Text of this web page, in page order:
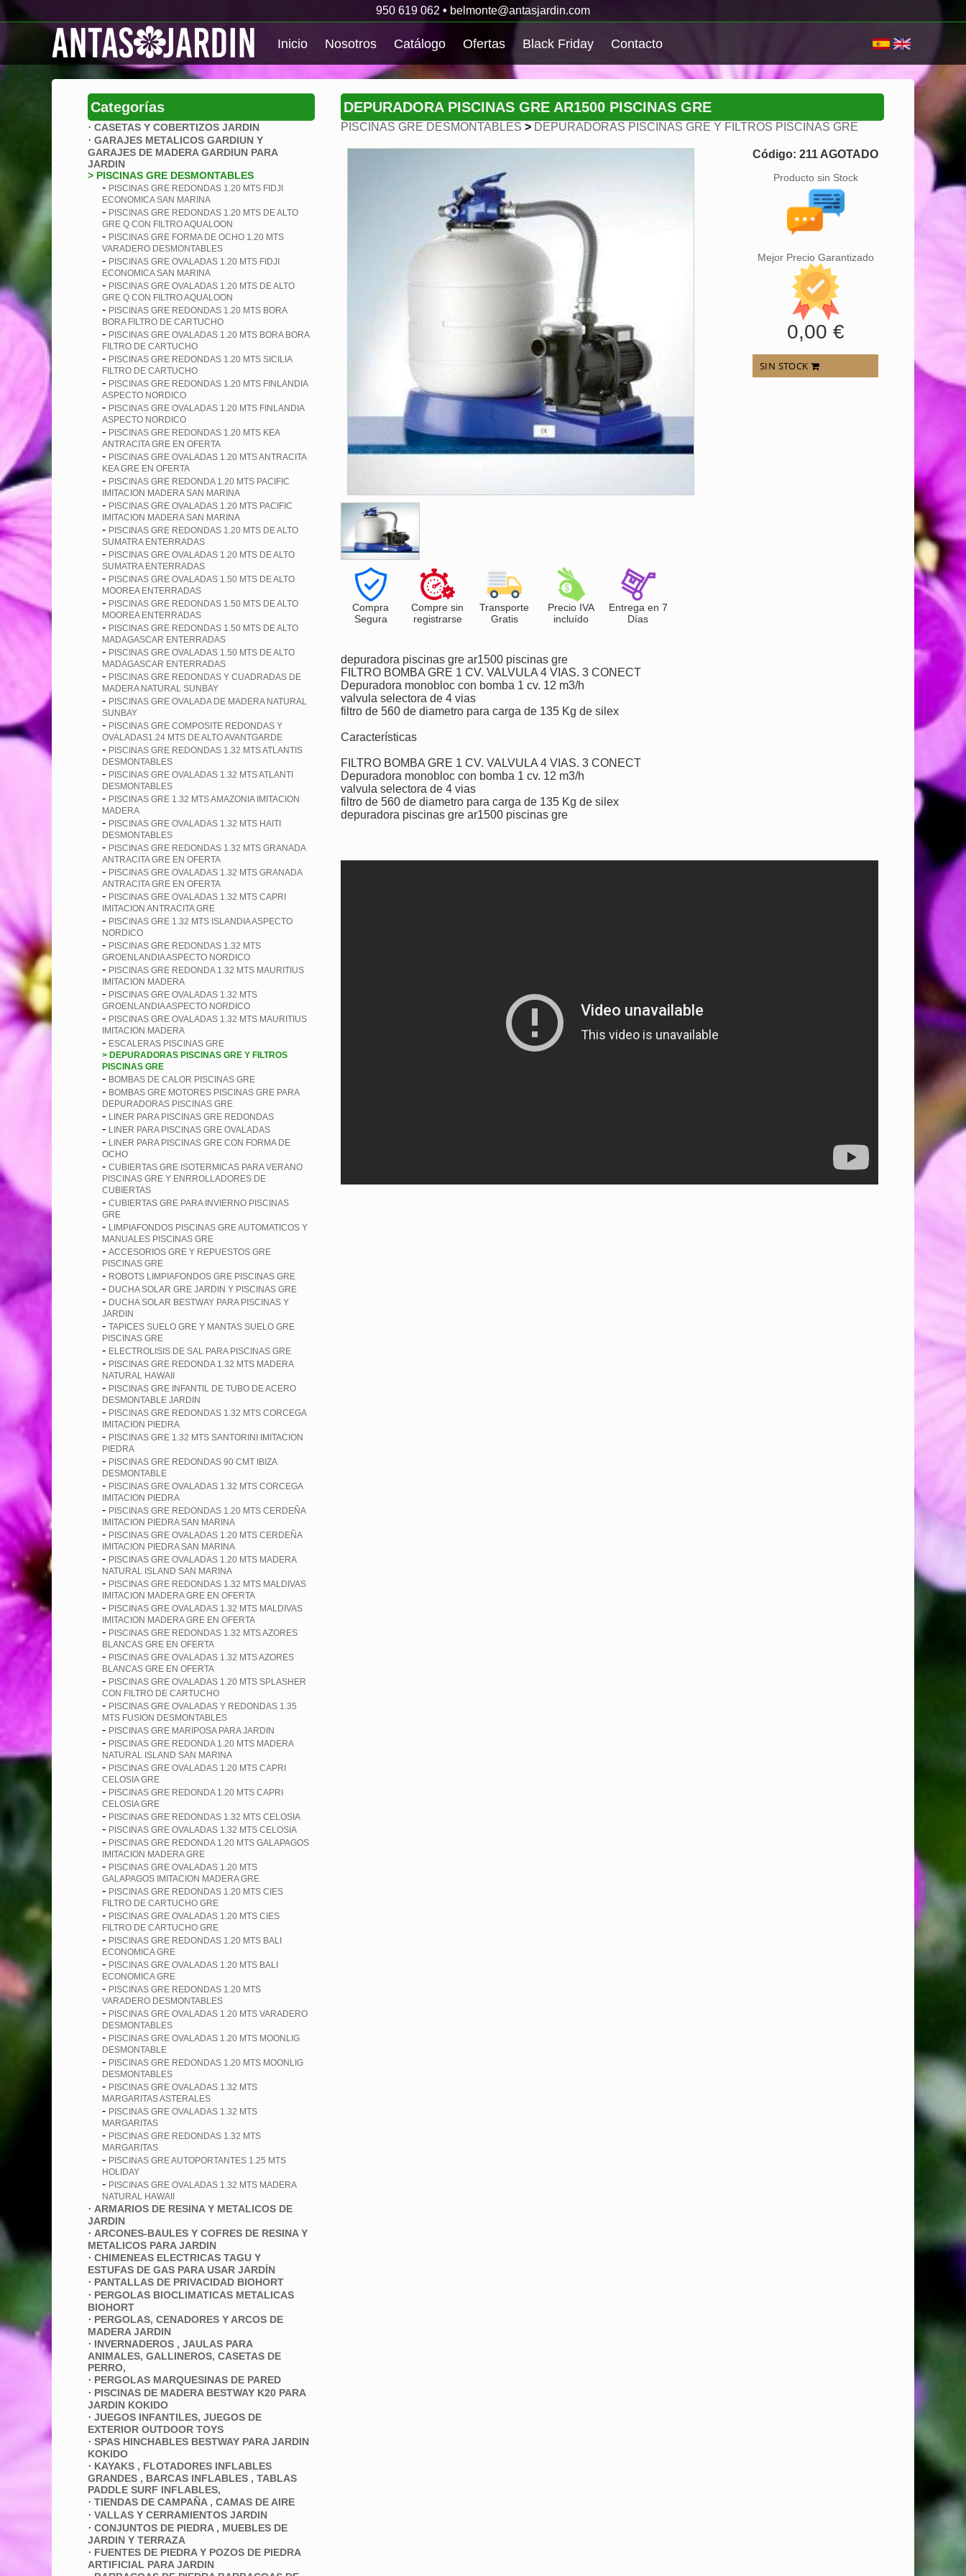
950 619 062 • belmonte@antasjardin.com
Inicio Nosotros Catálogo Ofertas Black Friday Contacto
Categorías
· CASETAS Y COBERTIZOS JARDIN
· GARAJES METALICOS GARDIUN Y
GARAJES DE MADERA GARDIUN PARA
JARDIN
> PISCINAS GRE DESMONTABLES
- PISCINAS GRE REDONDAS 1.20 MTS FIDJI
ECONOMICA SAN MARINA
- PISCINAS GRE REDONDAS 1.20 MTS DE ALTO
GRE Q CON FILTRO AQUALOON
- PISCINAS GRE FORMA DE OCHO 1.20 MTS
VARADERO DESMONTABLES
- PISCINAS GRE OVALADAS 1.20 MTS FIDJI
ECONOMICA SAN MARINA
- PISCINAS GRE OVALADAS 1.20 MTS DE ALTO
GRE Q CON FILTRO AQUALOON
- PISCINAS GRE REDONDAS 1.20 MTS BORA
BORA FILTRO DE CARTUCHO
- PISCINAS GRE OVALADAS 1.20 MTS BORA BORA
FILTRO DE CARTUCHO
- PISCINAS GRE REDONDAS 1.20 MTS SICILIA
FILTRO DE CARTUCHO
- PISCINAS GRE REDONDAS 1.20 MTS FINLANDIA
ASPECTO NORDICO
- PISCINAS GRE OVALADAS 1.20 MTS FINLANDIA
ASPECTO NORDICO
- PISCINAS GRE REDONDAS 1.20 MTS KEA
ANTRACITA GRE EN OFERTA
- PISCINAS GRE OVALADAS 1.20 MTS ANTRACITA
KEA GRE EN OFERTA
- PISCINAS GRE REDONDA 1.20 MTS PACIFIC
IMITACION MADERA SAN MARINA
- PISCINAS GRE OVALADAS 1.20 MTS PACIFIC
IMITACION MADERA SAN MARINA
- PISCINAS GRE REDONDAS 1.20 MTS DE ALTO
SUMATRA ENTERRADAS
- PISCINAS GRE OVALADAS 1.20 MTS DE ALTO
SUMATRA ENTERRADAS
- PISCINAS GRE OVALADAS 1.50 MTS DE ALTO
MOOREA ENTERRADAS
- PISCINAS GRE REDONDAS 1.50 MTS DE ALTO
MOOREA ENTERRADAS
- PISCINAS GRE REDONDAS 1.50 MTS DE ALTO
MADAGASCAR ENTERRADAS
- PISCINAS GRE OVALADAS 1.50 MTS DE ALTO
MADAGASCAR ENTERRADAS
- PISCINAS GRE REDONDAS Y CUADRADAS DE
MADERA NATURAL SUNBAY
- PISCINAS GRE OVALADA DE MADERA NATURAL
SUNBAY
- PISCINAS GRE COMPOSITE REDONDAS Y
OVALADAS1.24 MTS DE ALTO AVANTGARDE
- PISCINAS GRE REDONDAS 1.32 MTS ATLANTIS
DESMONTABLES
- PISCINAS GRE OVALADAS 1.32 MTS ATLANTI
DESMONTABLES
- PISCINAS GRE 1.32 MTS AMAZONIA IMITACION
MADERA
- PISCINAS GRE OVALADAS 1.32 MTS HAITI
DESMONTABLES
- PISCINAS GRE REDONDAS 1.32 MTS GRANADA
ANTRACITA GRE EN OFERTA
- PISCINAS GRE OVALADAS 1.32 MTS GRANADA
ANTRACITA GRE EN OFERTA
- PISCINAS GRE OVALADAS 1.32 MTS CAPRI
IMITACION ANTRACITA GRE
- PISCINAS GRE 1.32 MTS ISLANDIA ASPECTO
NORDICO
- PISCINAS GRE REDONDAS 1.32 MTS
GROENLANDIA ASPECTO NORDICO
- PISCINAS GRE REDONDA 1.32 MTS MAURITIUS
IMITACION MADERA
- PISCINAS GRE OVALADAS 1.32 MTS
GROENLANDIA ASPECTO NORDICO
- PISCINAS GRE OVALADAS 1.32 MTS MAURITIUS
IMITACION MADERA
- ESCALERAS PISCINAS GRE
> DEPURADORAS PISCINAS GRE Y FILTROS
PISCINAS GRE
- BOMBAS DE CALOR PISCINAS GRE
- BOMBAS GRE MOTORES PISCINAS GRE PARA
DEPURADORAS PISCINAS GRE
- LINER PARA PISCINAS GRE REDONDAS
- LINER PARA PISCINAS GRE OVALADAS
- LINER PARA PISCINAS GRE CON FORMA DE
OCHO
- CUBIERTAS GRE ISOTERMICAS PARA VERANO
PISCINAS GRE Y ENRROLLADORES DE
CUBIERTAS
- CUBIERTAS GRE PARA INVIERNO PISCINAS
GRE
- LIMPIAFONDOS PISCINAS GRE AUTOMATICOS Y
MANUALES PISCINAS GRE
- ACCESORIOS GRE Y REPUESTOS GRE
PISCINAS GRE
- ROBOTS LIMPIAFONDOS GRE PISCINAS GRE
- DUCHA SOLAR GRE JARDIN Y PISCINAS GRE
- DUCHA SOLAR BESTWAY PARA PISCINAS Y
JARDIN
- TAPICES SUELO GRE Y MANTAS SUELO GRE
PISCINAS GRE
- ELECTROLISIS DE SAL PARA PISCINAS GRE
- PISCINAS GRE REDONDA 1.32 MTS MADERA
NATURAL HAWAII
- PISCINAS GRE INFANTIL DE TUBO DE ACERO
DESMONTABLE JARDIN
- PISCINAS GRE REDONDAS 1.32 MTS CORCEGA
IMITACION PIEDRA
- PISCINAS GRE 1.32 MTS SANTORINI IMITACION
PIEDRA
- PISCINAS GRE REDONDAS 90 CMT IBIZA
DESMONTABLE
- PISCINAS GRE OVALADAS 1.32 MTS CORCEGA
IMITACION PIEDRA
- PISCINAS GRE REDONDAS 1.20 MTS CERDEÑA
IMITACION PIEDRA SAN MARINA
- PISCINAS GRE OVALADAS 1.20 MTS CERDEÑA
IMITACION PIEDRA SAN MARINA
- PISCINAS GRE OVALADAS 1.20 MTS MADERA
NATURAL ISLAND SAN MARINA
- PISCINAS GRE REDONDAS 1.32 MTS MALDIVAS
IMITACION MADERA GRE EN OFERTA
- PISCINAS GRE OVALADAS 1.32 MTS MALDIVAS
IMITACION MADERA GRE EN OFERTA
- PISCINAS GRE REDONDAS 1.32 MTS AZORES
BLANCAS GRE EN OFERTA
- PISCINAS GRE OVALADAS 1.32 MTS AZORES
BLANCAS GRE EN OFERTA
- PISCINAS GRE OVALADAS 1.20 MTS SPLASHER
CON FILTRO DE CARTUCHO
- PISCINAS GRE OVALADAS Y REDONDAS 1.35
MTS FUSION DESMONTABLES
- PISCINAS GRE MARIPOSA PARA JARDIN
- PISCINAS GRE REDONDA 1.20 MTS MADERA
NATURAL ISLAND SAN MARINA
- PISCINAS GRE OVALADAS 1.20 MTS CAPRI
CELOSIA GRE
- PISCINAS GRE REDONDA 1.20 MTS CAPRI
CELOSIA GRE
- PISCINAS GRE REDONDAS 1.32 MTS CELOSIA
- PISCINAS GRE OVALADAS 1.32 MTS CELOSIA
- PISCINAS GRE REDONDA 1.20 MTS GALAPAGOS
IMITACION MADERA GRE
- PISCINAS GRE OVALADAS 1.20 MTS
GALAPAGOS IMITACION MADERA GRE
- PISCINAS GRE REDONDAS 1.20 MTS CIES
FILTRO DE CARTUCHO GRE
- PISCINAS GRE OVALADAS 1.20 MTS CIES
FILTRO DE CARTUCHO GRE
- PISCINAS GRE REDONDAS 1.20 MTS BALI
ECONOMICA GRE
- PISCINAS GRE OVALADAS 1.20 MTS BALI
ECONOMICA GRE
- PISCINAS GRE REDONDAS 1.20 MTS
VARADERO DESMONTABLES
- PISCINAS GRE OVALADAS 1.20 MTS VARADERO
DESMONTABLES
- PISCINAS GRE OVALADAS 1.20 MTS MOONLIG
DESMONTABLE
- PISCINAS GRE REDONDAS 1.20 MTS MOONLIG
DESMONTABLES
- PISCINAS GRE OVALADAS 1.32 MTS
MARGARITAS ASTERALES
- PISCINAS GRE OVALADAS 1.32 MTS
MARGARITAS
- PISCINAS GRE REDONDAS 1.32 MTS
MARGARITAS
- PISCINAS GRE AUTOPORTANTES 1.25 MTS
HOLIDAY
- PISCINAS GRE OVALADAS 1.32 MTS MADERA
NATURAL HAWAII
· ARMARIOS DE RESINA Y METALICOS DE
JARDIN
· ARCONES-BAULES Y COFRES DE RESINA Y
METALICOS PARA JARDIN
· CHIMENEAS ELECTRICAS TAGU Y
ESTUFAS DE GAS PARA USAR JARDÍN
· PANTALLAS DE PRIVACIDAD BIOHORT
· PERGOLAS BIOCLIMATICAS METALICAS
BIOHORT
· PERGOLAS, CENADORES Y ARCOS DE
MADERA JARDIN
· INVERNADEROS , JAULAS PARA
ANIMALES, GALLINEROS, CASETAS DE
PERRO,
· PERGOLAS MARQUESINAS DE PARED
· PISCINAS DE MADERA BESTWAY K20 PARA
JARDIN KOKIDO
· JUEGOS INFANTILES, JUEGOS DE
EXTERIOR OUTDOOR TOYS
· SPAS HINCHABLES BESTWAY PARA JARDIN
KOKIDO
· KAYAKS , FLOTADORES INFLABLES
GRANDES , BARCAS INFLABLES , TABLAS
PADDLE SURF INFLABLES,
· TIENDAS DE CAMPAÑA , CAMAS DE AIRE
· VALLAS Y CERRAMIENTOS JARDIN
· CONJUNTOS DE PIEDRA , MUEBLES DE
JARDIN Y TERRAZA
· FUENTES DE PIEDRA Y POZOS DE PIEDRA
ARTIFICIAL PARA JARDIN
DEPURADORA PISCINAS GRE AR1500 PISCINAS GRE
PISCINAS GRE DESMONTABLES > DEPURADORAS PISCINAS GRE Y FILTROS PISCINAS GRE
Compra
Segura
Compre sin
registrarse
Transporte
Gratis
Precio IVA
incluído
Entrega en 7
Días
Código: 211 AGOTADO
Producto sin Stock
Mejor Precio Garantizado
0,00 €
SIN STOCK
depuradora piscinas gre ar1500 piscinas gre
FILTRO BOMBA GRE 1 CV. VALVULA 4 VIAS. 3 CONECT
Depuradora monobloc con bomba 1 cv. 12 m3/h
valvula selectora de 4 vias
filtro de 560 de diametro para carga de 135 Kg de silex
Características
FILTRO BOMBA GRE 1 CV. VALVULA 4 VIAS. 3 CONECT
Depuradora monobloc con bomba 1 cv. 12 m3/h
valvula selectora de 4 vias
filtro de 560 de diametro para carga de 135 Kg de silex
depuradora piscinas gre ar1500 piscinas gre